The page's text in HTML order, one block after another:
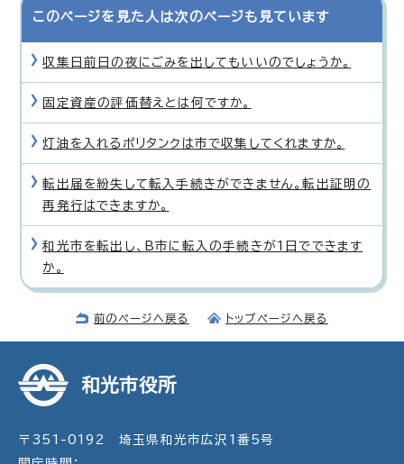
このページを見た人は次のページも見ています
収集日前日の夜にごみを出してもいいのでしょうか。
固定資産の評価替えとは何ですか。
灯油を入れるポリタンクは市で収集してくれますか。
転出届を紛失して転入手続きができません。転出証明の
再発行はできますか。
和光市を転出し、B市に転入の手続きが1日でできます
か。
前のページへ戻る トップページへ戻る
和光市役所
〒351-0192 埼玉県和光市広沢1番5号